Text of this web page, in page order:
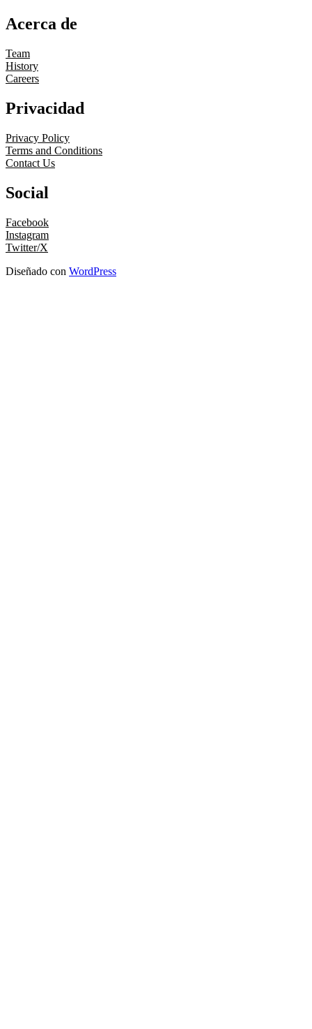
Acerca de
Team
History
Careers
Privacidad
Privacy Policy
Terms and Conditions
Contact Us
Social
Facebook
Instagram
Twitter/X
Diseñado con WordPress